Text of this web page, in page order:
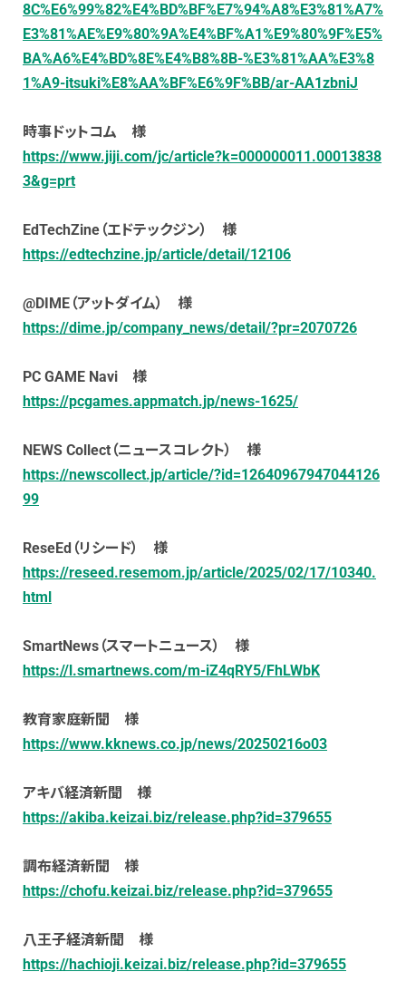
8C%E6%99%82%E4%BD%BF%E7%94%A8%E3%81%A7%
E3%81%AE%E9%80%9A%E4%BF%A1%E9%80%9F%E5%
BA%A6%E4%BD%8E%E4%B8%8B-%E3%81%AA%E3%8
1%A9-itsuki%E8%AA%BF%E6%9F%BB/ar-AA1zbniJ
時事ドットコム 様
https://www.jiji.com/jc/article?k=000000011.00013838
3&g=prt
EdTechZine（エドテックジン） 様
https://edtechzine.jp/article/detail/12106
@DIME（アットダイム） 様
https://dime.jp/company_news/detail/?pr=2070726
PC GAME Navi 様
https://pcgames.appmatch.jp/news-1625/
NEWS Collect（ニュースコレクト） 様
https://newscollect.jp/article/?id=12640967947044126
99
ReseEd（リシード） 様
https://reseed.resemom.jp/article/2025/02/17/10340.
html
SmartNews（スマートニュース） 様
https://l.smartnews.com/m-iZ4qRY5/FhLWbK
教育家庭新聞 様
https://www.kknews.co.jp/news/20250216o03
アキバ経済新聞 様
https://akiba.keizai.biz/release.php?id=379655
調布経済新聞 様
https://chofu.keizai.biz/release.php?id=379655
八王子経済新聞 様
https://hachioji.keizai.biz/release.php?id=379655